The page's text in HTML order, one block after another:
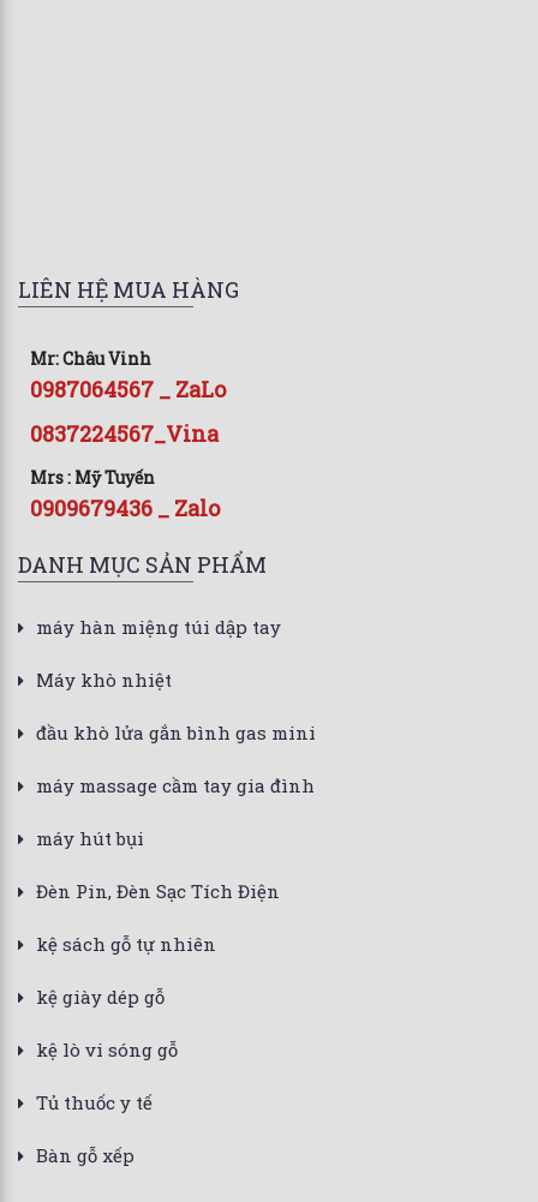
LIÊN HỆ MUA HÀNG
Mr: Châu Vinh
0987064567 _ ZaLo
0837224567_Vina
Mrs : Mỹ Tuyến
0909679436 _ Zalo
DANH MỤC SẢN PHẨM
máy hàn miệng túi dập tay
Máy khò nhiệt
đầu khò lửa gắn bình gas mini
máy massage cầm tay gia đình
máy hút bụi
Đèn Pin, Đèn Sạc Tích Điện
kệ sách gỗ tự nhiên
kệ giày dép gỗ
kệ lò vi sóng gỗ
Tủ thuốc y tế
Bàn gỗ xếp